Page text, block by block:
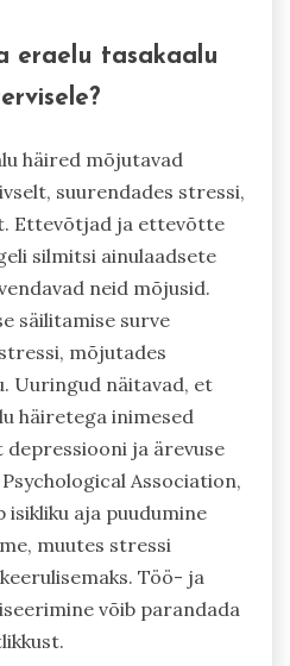
eraelu tasakaalu
häired mõjutavad
suurendades stressi,
Ettevõtjad ja ettevõtte
silmitsi ainulaadsete
neid mõjusid.
säilitamise surve
mõjutades
Uuringud näitavad, et
häiretega inimesed
ja ärevuse
Association,
isikliku aja puudumine
muutes stressi
Töö- ja
võib parandada